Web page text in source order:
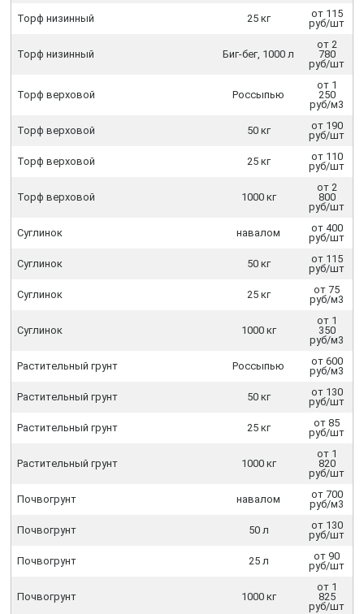
Торф низинный 25 кг
от 115
руб/шт
Торф низинный Биг-бег, 1000 л
от 2
780
руб/шт
Торф верховой Россыпью
от 1
250
руб/м3
Торф верховой 50 кг
от 190
руб/шт
Торф верховой 25 кг
от 110
руб/шт
Торф верховой 1000 кг
от 2
800
руб/шт
Суглинок навалом
от 400
руб/шт
Суглинок 50 кг
от 115
руб/шт
Суглинок 25 кг
от 75
руб/м3
Суглинок 1000 кг
от 1
350
руб/м3
Растительный грунт Россыпью
от 600
руб/м3
Растительный грунт 50 кг
от 130
руб/шт
Растительный грунт 25 кг
от 85
руб/шт
Растительный грунт 1000 кг
от 1
820
руб/шт
Почвогрунт навалом
от 700
руб/м3
Почвогрунт 50 л
от 130
руб/шт
Почвогрунт 25 л
от 90
руб/шт
Почвогрунт 1000 кг
от 1
825
руб/шт